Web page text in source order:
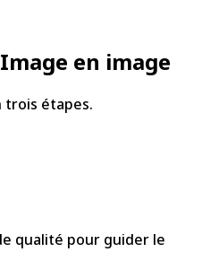
en image
trois étapes.
qualité pour guider le